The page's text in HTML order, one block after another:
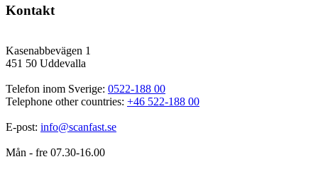
Kontakt
Kasenabbevägen 1
451 50 Uddevalla
Telefon inom Sverige: 0522-188 00
Telephone other countries: +46 522-188 00
E-post: info@scanfast.se
Mån - fre 07.30-16.00